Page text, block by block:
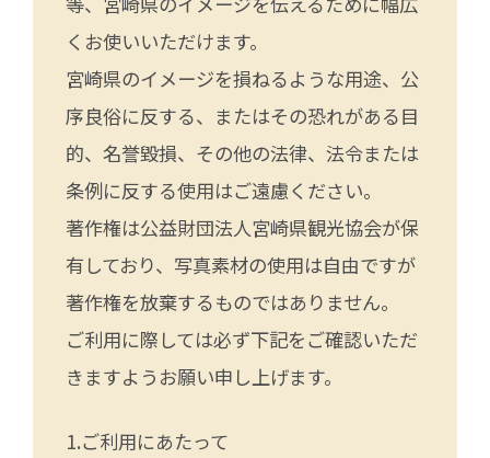
くお使いいただけます。
宮崎県のイメージを損ねるような用途、公
序良俗に反する、またはその恐れがある目
的、名誉毀損、その他の法律、法令または
条例に反する使用はご遠慮ください。
著作権は公益財団法人宮崎県観光協会が保
有しており、写真素材の使用は自由ですが
著作権を放棄するものではありません。
ご利用に際しては必ず下記をご確認いただ
きますようお願い申し上げます。
ご利用にあたって